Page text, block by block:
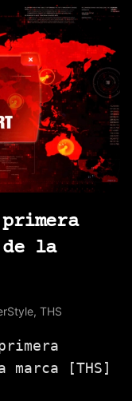
la
, THS
[THS]